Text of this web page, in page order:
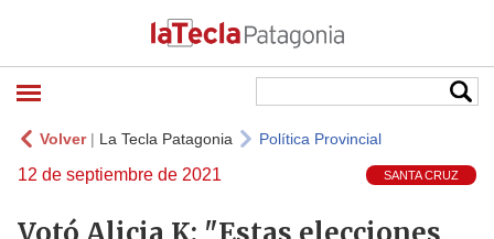
Volver| La Tecla Patagonia Política Provincial
12 de septiembre de 2021 SANTA CRUZ